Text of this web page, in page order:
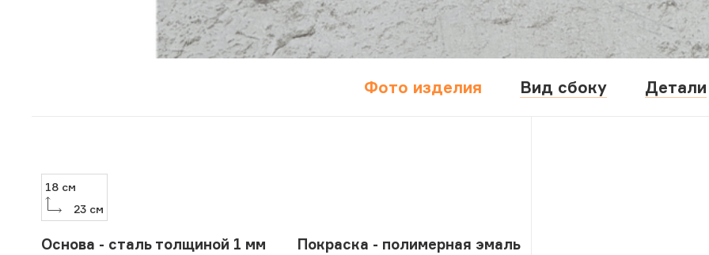
Фото изделия Вид сбоку Детали
18 см
23 см
Основа - сталь толщиной 1 мм Покраска - полимерная эмаль